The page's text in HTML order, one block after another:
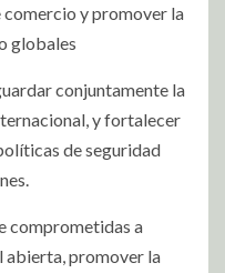
y promover la
globales
conjuntamente la
y fortalecer
de seguridad
comprometidas a
abierta, promover la